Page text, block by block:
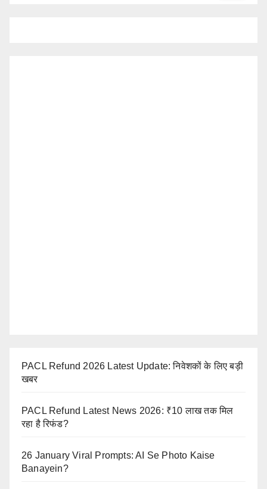
PACL Refund 2026 Latest Update: निवेशकों के लिए बड़ी
खबर
PACL Refund Latest News 2026: ₹10 लाख तक मिल
रहा है रिफंड?
26 January Viral Prompts: AI Se Photo Kaise
Banayein?